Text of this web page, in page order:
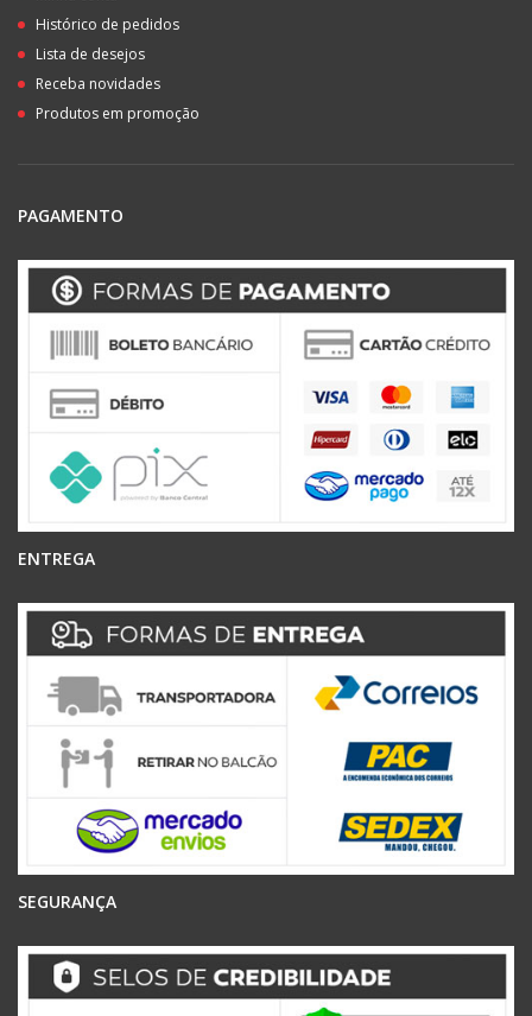
Histórico de pedidos
Lista de desejos
Receba novidades
Produtos em promoção
PAGAMENTO
ENTREGA
SEGURANÇA